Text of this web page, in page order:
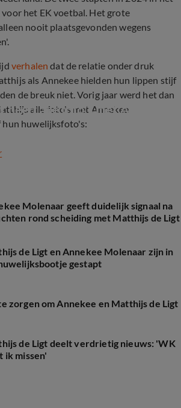
het EK voetbal. Het grote
nooit plaatsgevonden wegens
verhalen dat de relatie onder druk
als Annekee hielden hun lippen stijf
de breuk niet. Vorig jaar werd het dan
alle foto's met Annekee
huwelijksfoto's:
alle foto’s met Annekee
Molenaar geeft duidelijk signaal na
rond scheiding met Matthijs de Ligt
de Ligt en Annekee Molenaar zijn in
gestapt
zorgen om Annekee en Matthijs de Ligt
de Ligt deelt verdrietig nieuws: 'WK
ik missen'